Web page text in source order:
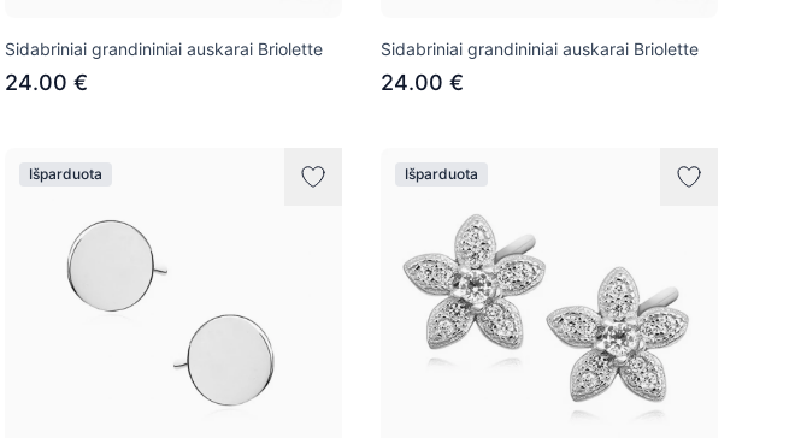
Sidabriniai grandininiai auskarai Briolette
24.00 €
Sidabriniai grandininiai auskarai Briolette
24.00 €
Išparduota Išparduota